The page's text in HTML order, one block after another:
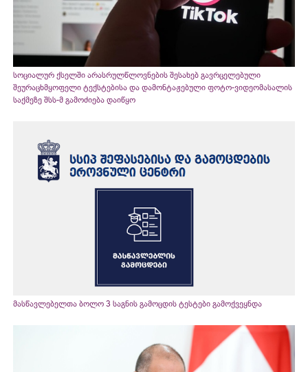
სოციალურ ქსელში არასრულწლოვნების შესახებ გავრცელებული
შეურაცხმყოფელი ტექსტებისა და დამონტაჟებული ფოტო-ვიდეომასალის
საქმეზე შსს-მ გამოძიება დაიწყო
მასწავლებელთა ბოლო 3 საგნის გამოცდის ტესტები გამოქვეყნდა